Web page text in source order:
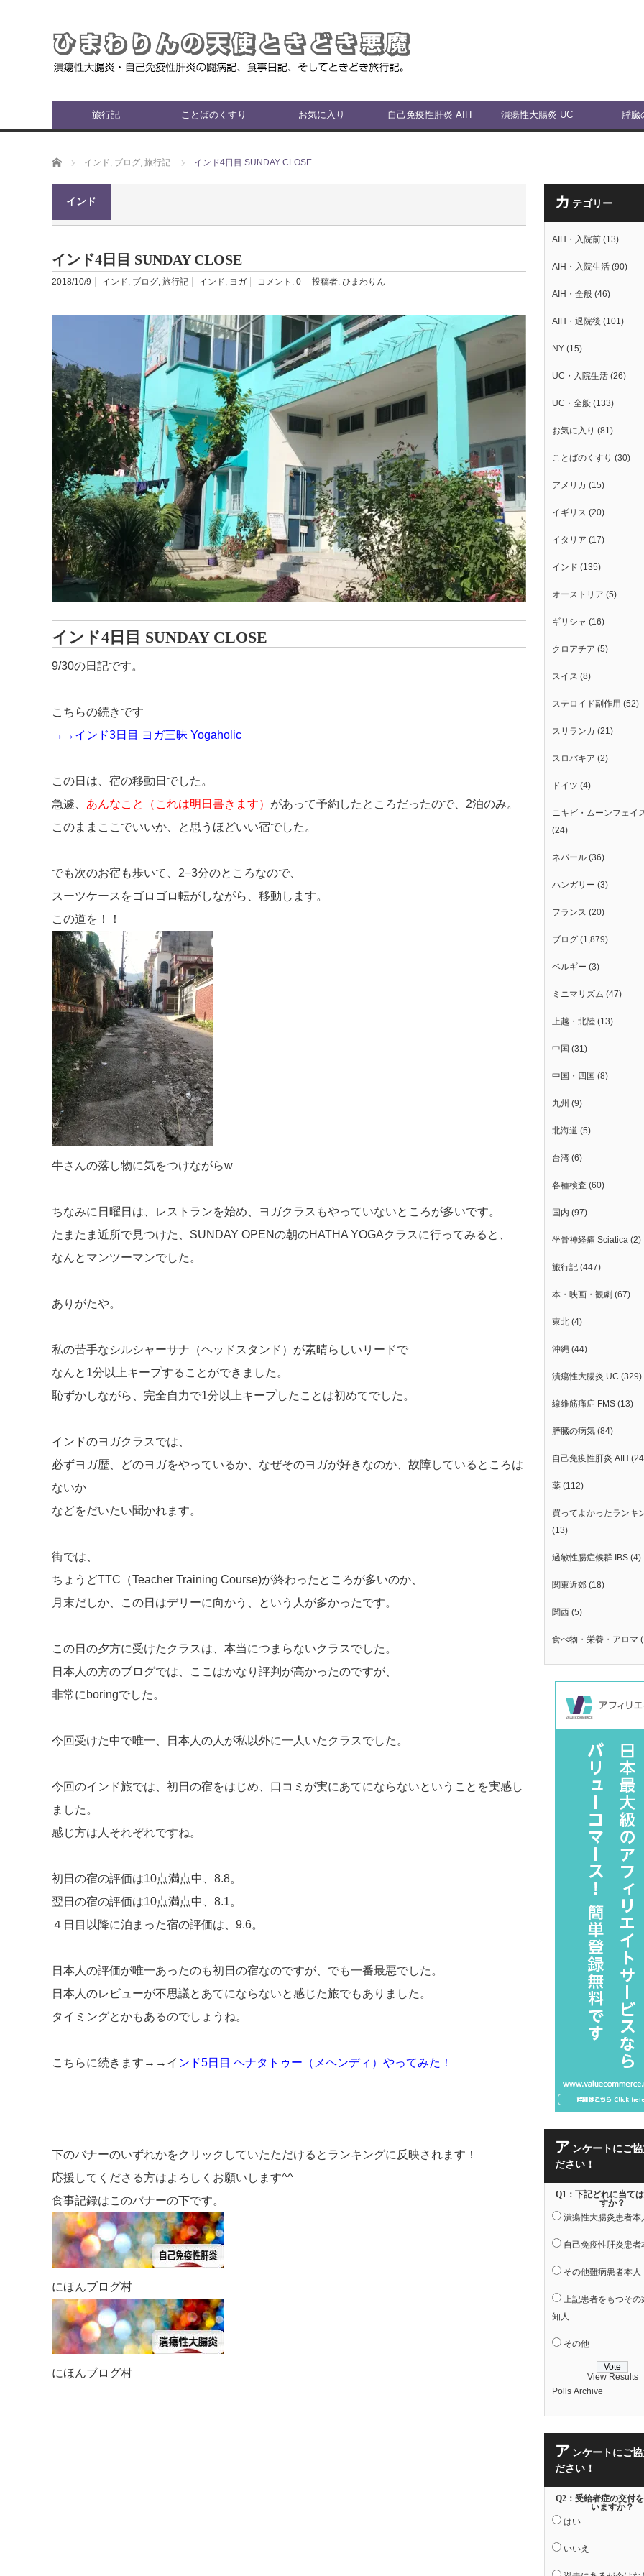
旅行記 ことばのくすり お気に入り 自己免疫性肝炎 AIH 潰瘍性大腸炎 UC 膵臓
ホーム インド, ブログ, 旅行記 インド4日目 SUNDAY CLOSE
インド
インド4日目 SUNDAY CLOSE
2018/10/9 インド, ブログ, 旅行記 インド, ヨガ コメント: 0 投稿者: ひまわりん
インド4日目 SUNDAY CLOSE
9/30の日記です。
こちらの続きです
→→ インド3日目 ヨガ三昧 Yogaholic
この日は、宿の移動日でした。
急遽、 あんなこと（これは明日書きます） があって予約したところだったので、2泊のみ。
このままここでいいか、と思うほどいい宿でした。
でも次のお宿も歩いて、2−3分のところなので、
スーツケースをゴロゴロ転がしながら、移動します。
この道を！！
牛さんの落し物に気をつけながらw
ちなみに日曜日は、レストランを始め、ヨガクラスもやっていないところが多いです。
たまたま近所で見つけた、SUNDAY OPENの朝のHATHA YOGAクラスに行ってみると、
なんとマンツーマンでした。
ありがたや。
私の苦手なシルシャーサナ（ヘッドスタンド）が素晴らしいリードで
なんと1分以上キープすることができました。
恥ずかしながら、完全自力で1分以上キープしたことは初めてでした。
インドのヨガクラスでは、
必ずヨガ歴、どのヨガをやっているか、なぜそのヨガが好きなのか、故障しているところは
ないか
などをだいたい聞かれます。
街では、
ちょうどTTC（Teacher Training Course)が終わったところが多いのか、
月末だしか、この日はデリーに向かう、という人が多かったです。
この日の夕方に受けたクラスは、本当につまらないクラスでした。
日本人の方のブログでは、ここはかなり評判が高かったのですが、
非常にboringでした。
今回受けた中で唯一、日本人の人が私以外に一人いたクラスでした。
今回のインド旅では、初日の宿をはじめ、口コミが実にあてにならないということを実感し
ました。
感じ方は人それぞれですね。
初日の宿の評価は10点満点中、8.8。
翌日の宿の評価は10点満点中、8.1。
４日目以降に泊まった宿の評価は、9.6。
日本人の評価が唯一あったのも初日の宿なのですが、でも一番最悪でした。
日本人のレビューが不思議とあてにならないと感じた旅でもありました。
タイミングとかもあるのでしょうね。
こちらに続きます→→ イ ンド5日目 ヘナタトゥー（メヘンディ）やってみた！
下のバナーのいずれかをクリックしていたただけるとランキングに反映されます！
応援してくださる方はよろしくお願いします^^
食事記録はこのバナーの下です。
にほんブログ村
にほんブログ村
カ テゴリー
AIH・入院前 (13)
AIH・入院生活 (90)
AIH・全般 (46)
AIH・退院後 (101)
NY (15)
UC・入院生活 (26)
UC・全般 (133)
お気に入り (81)
ことばのくすり (30)
アメリカ (15)
イギリス (20)
イタリア (17)
インド (135)
オーストリア (5)
ギリシャ (16)
クロアチア (5)
スイス (8)
ステロイド副作用 (52)
スリランカ (21)
スロバキア (2)
ドイツ (4)
ニキビ・ムーンフェイ
(24)
ネパール (36)
ハンガリー (3)
フランス (20)
ブログ (1,879)
ベルギー (3)
ミニマリズム (47)
上越・北陸 (13)
中国 (31)
中国・四国 (8)
九州 (9)
北海道 (5)
台湾 (6)
各種検査 (60)
国内 (97)
坐骨神経痛 Sciatica (2)
旅行記 (447)
本・映画・観劇 (67)
東北 (4)
沖縄 (44)
潰瘍性大腸炎 UC (329)
線維筋痛症 FMS (13)
膵臓の病気 (84)
自己免疫性肝炎 AIH
薬 (112)
買ってよかったランキ
(13)
過敏性腸症候群 IBS (4)
関東近郊 (18)
関西 (5)
食べ物・栄養・アロマ
ア ンケートにご
ださい！
Q1：下記どれに当て
すか？
潰瘍性大腸炎患者本
自己免疫性肝炎患者
その他難病患者本人
上記患者をもつその
知人
その他
View Results
Polls Archive
ア ンケートにご
ださい！
Q2：受給者症の交付
いますか？
はい
いいえ